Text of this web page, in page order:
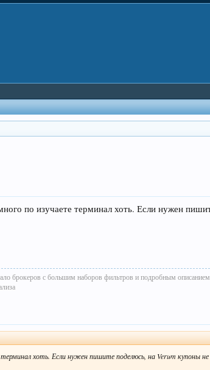
по изучаете терминал хоть. Если нужен
брокеров с большим наборов фильтров и подробным описанием.
хоть. Если нужен пишите поделюсь, на Verum купоны